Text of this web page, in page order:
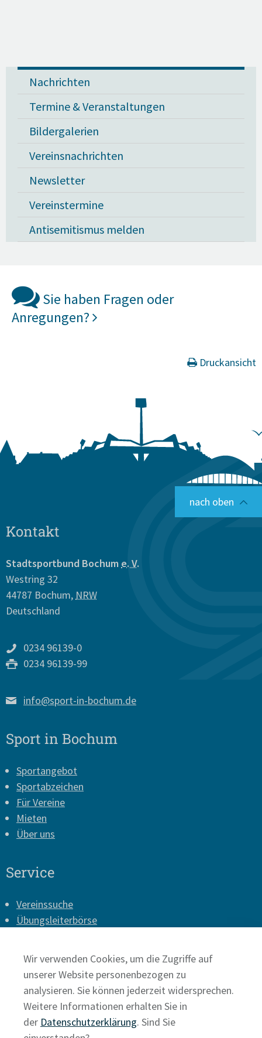
Nachrichten
Termine & Veranstaltungen
Bildergalerien
Vereinsnachrichten
Newsletter
Vereinstermine
Antisemitismus melden
Sie haben Fragen oder
Anregungen?
Druckansicht
nach oben
Kontakt
Stadtsportbund Bochum e. V.
Westring 32
44787 Bochum, NRW
Deutschland
0234 96139-0
0234 96139-99
info@sport-in-bochum.de
Sport in Bochum
Sportangebot
Sportabzeichen
Für Vereine
Mieten
Über uns
Service
Vereinssuche
Übungsleiterbörse
Presse
Datenschutz
Wir verwenden Cookies, um die Zugriffe auf
unserer Website personenbezogen zu
analysieren. Sie können jederzeit widersprechen.
Weitere Informationen erhalten Sie in
der Datenschutzerklärung. Sind Sie